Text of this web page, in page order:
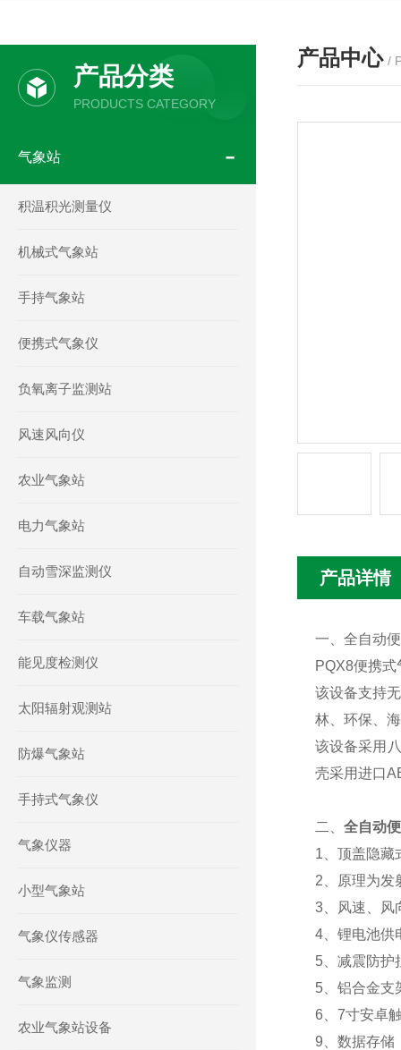
产品分类
PRODUCTS CATEGORY
气象站
积温积光测量仪
机械式气象站
手持气象站
便携式气象仪
负氧离子监测站
风速风向仪
农业气象站
电力气象站
自动雪深监测仪
车载气象站
能见度检测仪
太阳辐射观测站
防爆气象站
手持式气象仪
气象仪器
小型气象站
气象仪传感器
气象监测
农业气象站设备
产品中心 /
产品详情
一、全自动
PQX8便携
该设备支持
林、环保、
该设备采用
壳采用进口
二、 全自动
1、顶盖隐藏
2、原理为发
3、风速、风
4、锂电池供
5、减震防护
5、铝合金支
6、7寸安卓
9、数据存储